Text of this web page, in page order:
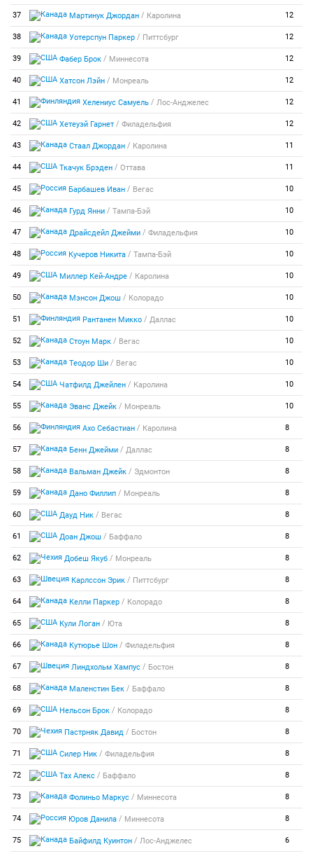
37 Мартинук Джордан / Каролина 12
38 Уотерспун Паркер / Питтсбург 12
39 Фабер Брок / Миннесота 12
40 Хатсон Лэйн / Монреаль 12
41 Хелениус Самуель / Лос-Анджелес 12
42 Хетеуэй Гарнет / Филадельфия 12
43 Стаал Джордан / Каролина 11
44 Ткачук Брэден / Оттава 11
45 Барбашев Иван / Вегас 10
46 Гурд Янни / Тампа-Бэй 10
47 Драйсдейл Джейми / Филадельфия 10
48 Кучеров Никита / Тампа-Бэй 10
49 Миллер Кей-Андре / Каролина 10
50 Мэнсон Джош / Колорадо 10
51 Рантанен Микко / Даллас 10
52 Стоун Марк / Вегас 10
53 Теодор Ши / Вегас 10
54 Чатфилд Джейлен / Каролина 10
55 Эванс Джейк / Монреаль 10
56 Ахо Себастиан / Каролина 8
57 Бенн Джейми / Даллас 8
58 Вальман Джейк / Эдмонтон 8
59 Дано Филлип / Монреаль 8
60 Дауд Ник / Вегас 8
61 Доан Джош / Баффало 8
62 Добеш Якуб / Монреаль 8
63 Карлссон Эрик / Питтсбург 8
64 Келли Паркер / Колорадо 8
65 Кули Логан / Юта 8
66 Кутюрье Шон / Филадельфия 8
67 Линдхольм Хампус / Бостон 8
68 Маленстин Бек / Баффало 8
69 Нельсон Брок / Колорадо 8
70 Пастрняк Давид / Бостон 8
71 Силер Ник / Филадельфия 8
72 Тах Алекс / Баффало 8
73 Фолиньо Маркус / Миннесота 8
74 Юров Данила / Миннесота 8
75 Байфилд Куинтон / Лос-Анджелес 6